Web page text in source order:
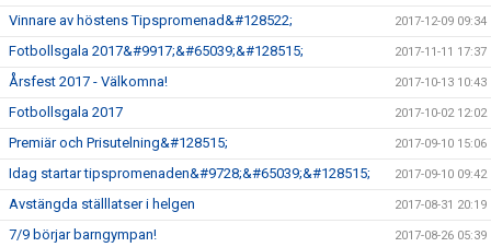
Vinnare av höstens Tipspromenad&#128522; 2017-12-09 09:34
Fotbollsgala 2017&#9917;&#65039;&#128515; 2017-11-11 17:37
Årsfest 2017 - Välkomna! 2017-10-13 10:43
Fotbollsgala 2017 2017-10-02 12:02
Premiär och Prisutelning&#128515; 2017-09-10 15:06
Idag startar tipspromenaden&#9728;&#65039;&#128515; 2017-09-10 09:42
Avstängda ställlatser i helgen 2017-08-31 20:19
7/9 börjar barngympan! 2017-08-26 05:39